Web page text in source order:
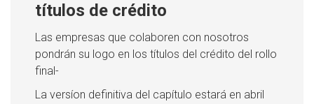
títulos de crédito
Las empresas que colaboren con nosotros
pondrán su logo en los títulos del crédito del rollo
final-
La versíon definitiva del capítulo estará en abril